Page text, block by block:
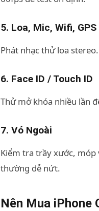
5. Loa, Mic, Wifi, GPS
Phát nhạc thử loa
6. Face ID / Touch ID
Thử mở khóa nhiều lần
7. Vỏ Ngoài
Kiểm tra trầy xước, móp
thường dễ nứt.
Nên Mua iPhone